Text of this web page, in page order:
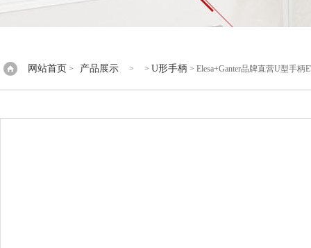
网站首页 > 产品展示 > > U形手柄 > Elesa+Ganter品牌直营U型手